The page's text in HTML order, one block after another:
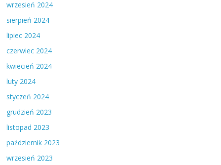
wrzesień 2024
sierpień 2024
lipiec 2024
czerwiec 2024
kwiecień 2024
luty 2024
styczeń 2024
grudzień 2023
listopad 2023
październik 2023
wrzesień 2023